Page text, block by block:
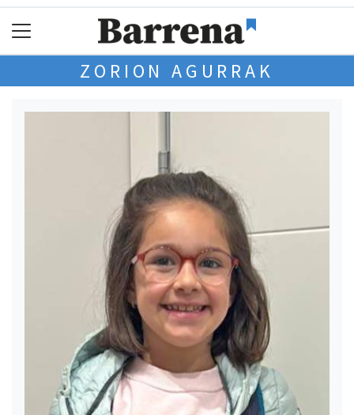
ZORION AGURRAK